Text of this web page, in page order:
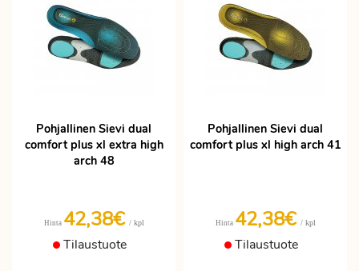
Pohjallinen Sievi dual
comfort plus xl extra high
arch 48
Hinta 42,38€ / kpl
Tilaustuote
Pohjallinen Sievi dual
comfort plus xl high arch 41
Hinta 42,38€ / kpl
Tilaustuote